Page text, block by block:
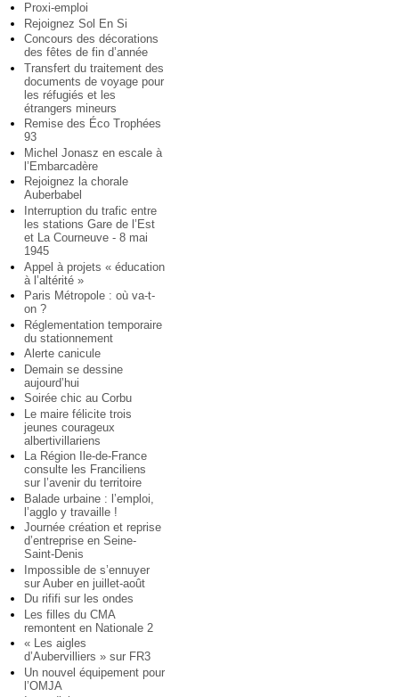
Proxi-emploi
Rejoignez Sol En Si
Concours des décorations
des fêtes de fin d’année
Transfert du traitement des
documents de voyage pour
les réfugiés et les
étrangers mineurs
Remise des Éco Trophées
93
Michel Jonasz en escale à
l’Embarcadère
Rejoignez la chorale
Auberbabel
Interruption du trafic entre
les stations Gare de l’Est
et La Courneuve - 8 mai
1945
Appel à projets « éducation
à l’altérité »
Paris Métropole : où va-t-
on ?
Réglementation temporaire
du stationnement
Alerte canicule
Demain se dessine
aujourd’hui
Soirée chic au Corbu
Le maire félicite trois
jeunes courageux
albertivillariens
La Région Ile-de-France
consulte les Franciliens
sur l’avenir du territoire
Balade urbaine : l’emploi,
l’agglo y travaille !
Journée création et reprise
d’entreprise en Seine-
Saint-Denis
Impossible de s’ennuyer
sur Auber en juillet-août
Du rififi sur les ondes
Les filles du CMA
remontent en Nationale 2
« Les aigles
d’Aubervilliers » sur FR3
Un nouvel équipement pour
l’OMJA